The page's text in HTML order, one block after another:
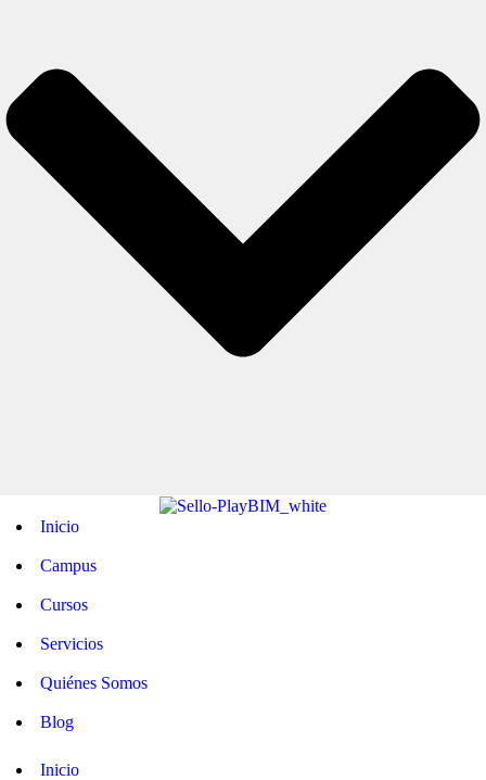
Inicio
Campus
Cursos
Servicios
Quiénes Somos
Blog
Inicio